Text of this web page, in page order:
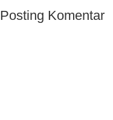
Posting Komentar